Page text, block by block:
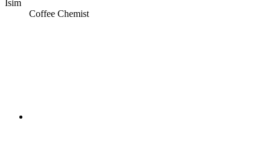
İsim
Coffee Chemist